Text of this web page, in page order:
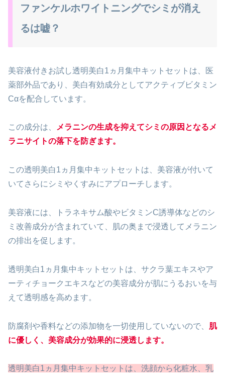
ファンケルホワイトニングでシミが消え
るは嘘？
美容液付きお試し透明美白1ヵ月集中キットセットは、医
薬部外品であり、美白有効成分としてアクティブビタミン
Cαを配合しています。
この成分は、
メラニンの生成を抑えてシミの原因となるメ
ラニサイトの落下を防ぎます。
この透明美白1ヵ月集中キットセットは、美容液が付いて
いてさらにシミやくすみにアプローチします。
美容液には、トラネキサム酸やビタミンC誘導体などのシ
ミ改善成分が含まれていて、肌の奥まで浸透してメラニン
の排出を促します。
透明美白1ヵ月集中キットセットは、サクラ葉エキスやア
ーティチョークエキスなどの美容成分が肌にうるおいを与
えて透明感を高めます。
防腐剤や香料などの添加物を一切使用していないので、 肌
に優しく、美容成分が効果的に浸透します。
透明美白1ヵ月集中キットセットは、洗顔から化粧水、乳